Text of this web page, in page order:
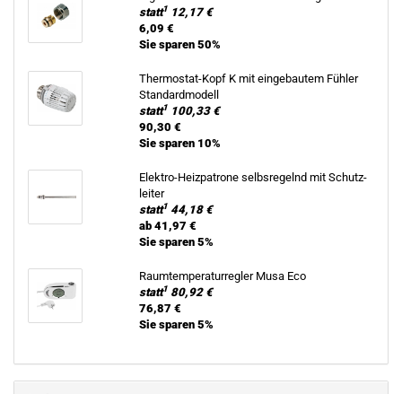
statt112,17 €
6,09 €
Sie sparen 50%
Thermostat-​Kopf K mit ein­ge­bau­tem Füh­ler
Stan­dard­mo­dell
statt1100,33 €
90,30 €
Sie sparen 10%
Elektro-​Heizpatrone selbs­re­gelnd mit Schutz­
lei­ter
statt144,18 €
ab 41,97 €
Sie sparen 5%
Raum­tem­pe­ra­tur­reg­ler Musa Eco
statt180,92 €
76,87 €
Sie sparen 5%